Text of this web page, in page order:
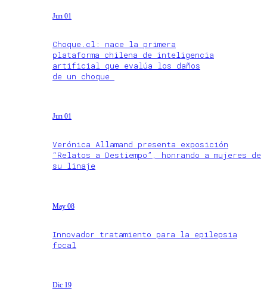
Jun 01
Choque.cl: nace la primera
plataforma chilena de inteligencia
artificial que evalúa los daños
de un choque
Jun 01
Verónica Allamand presenta exposición
“Relatos a Destiempo”, honrando a mujeres de
su linaje
May 08
Innovador tratamiento para la epilepsia
focal
Dic 19